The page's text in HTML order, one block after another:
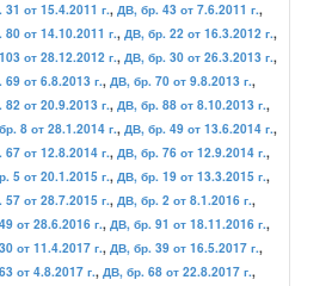
31 от 15.4.2011 г., ДВ, бр. 43 от 7.6.2011 г.,
80 от 14.10.2011 г., ДВ, бр. 22 от 16.3.2012 г.,
от 28.12.2012 г., ДВ, бр. 30 от 26.3.2013 г.,
69 от 6.8.2013 г., ДВ, бр. 70 от 9.8.2013 г.,
82 от 20.9.2013 г., ДВ, бр. 88 от 8.10.2013 г.,
8 от 28.1.2014 г., ДВ, бр. 49 от 13.6.2014 г.,
67 от 12.8.2014 г., ДВ, бр. 76 от 12.9.2014 г.,
5 от 20.1.2015 г., ДВ, бр. 19 от 13.3.2015 г.,
57 от 28.7.2015 г., ДВ, бр. 2 от 8.1.2016 г.,
от 28.6.2016 г., ДВ, бр. 91 от 18.11.2016 г.,
от 11.4.2017 г., ДВ, бр. 39 от 16.5.2017 г.,
от 4.8.2017 г., ДВ, бр. 68 от 22.8.2017 г.,